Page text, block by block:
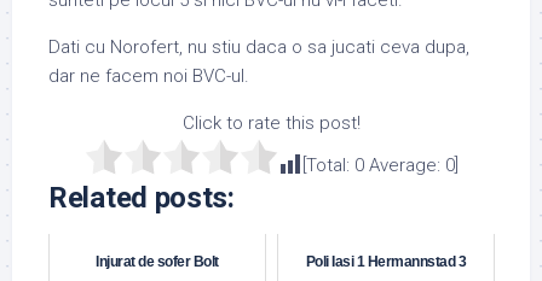
Dati cu Norofert, nu stiu daca o sa jucati ceva dupa,
dar ne facem noi BVC-ul.
Click to rate this post!
[Total: 0Average: 0]
Related posts:
Injurat de sofer Bolt Poli Iasi 1 Hermannstad 3